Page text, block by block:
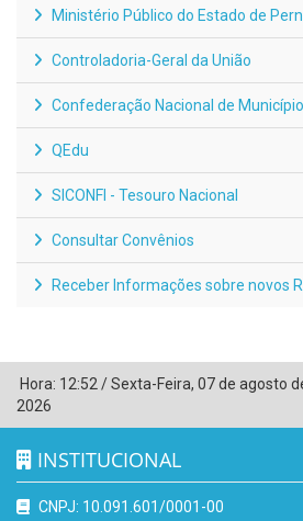
Ministério Público do Estado de
Controladoria-Geral da União
Confederação Nacional de
QEdu
SICONFI - Tesouro Nacional
Consultar Convênios
Receber Informações sobre novos
Hora: 12:52/Sexta-Feira, 07 de agosto
2026
INSTITUCIONAL
CNPJ: 10.091.601/0001-00